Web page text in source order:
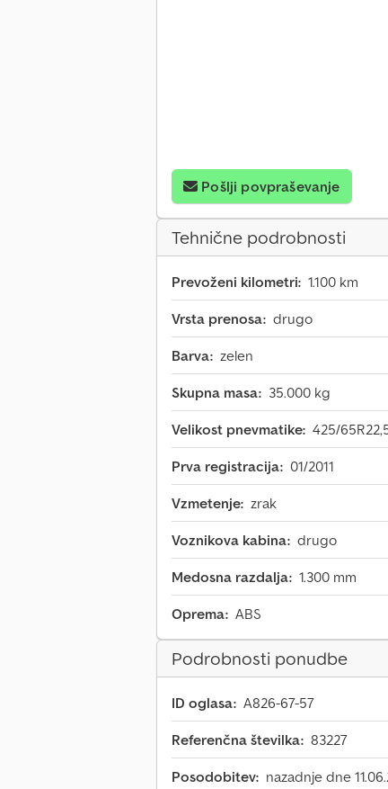
Pošlji povpraševanje
Tehnične podrobnosti
Prevoženi kilometri: 1.100 km
Vrsta prenosa: drugo
Barva: zelen
Skupna masa: 35.000 kg
Velikost pnevmatike: 425/
Prva registracija: 01/2011
Vzmetenje: zrak
Voznikova kabina: drugo
Medosna razdalja: 1.300 mm
Oprema: ABS
Podrobnosti ponudbe
ID oglasa: A826-67-57
Referenčna številka: 83227
Posodobitev: nazadnje dne